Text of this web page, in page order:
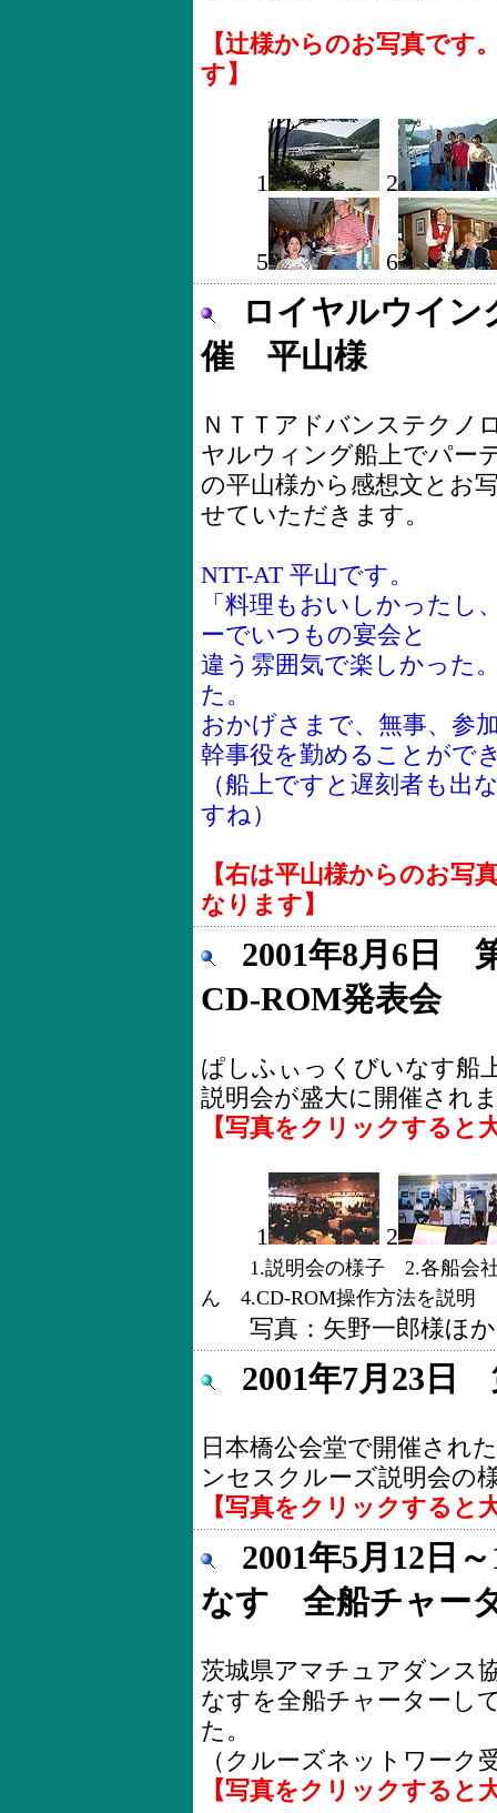
【辻様からのお写真で
す】
1 2
5 6
ロイヤルウイン
催 平山様
ＮＴＴアドバンステクノ
ヤルウィング船上でパー
の平山様から感想文とお
せていただきます。
NTT-AT 平山です。
「料理もおいしかったし
ーでいつもの宴会と
違う雰囲気で楽しかった
た。
おかげさまで、無事、参
幹事役を勤めることがで
（船上ですと遅刻者も出
すね）
【右は平山様からのお写
なります】
2001年8月6日
CD-ROM発表会
ぱしふぃっくびいなす船
説明会が盛大に開催され
【写真をクリックすると
1 2
1.説明会の様子 2.各船会
ん 4.CD-ROM操作方法を説明
写真：矢野一郎様ほか
2001年7月23日
日本橋公会堂で開催され
ンセスクルーズ説明会の
【写真をクリックすると
2001年5月12日
なす 全船チャー
茨城県アマチュアダンス
なすを全船チャーターし
た。
（クルーズネットワーク
【写真をクリックすると